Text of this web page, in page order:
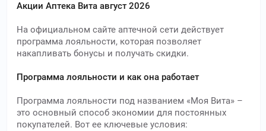
Акции Аптека Вита август 2026
На официальном сайте аптечной сети действует
программа лояльности, которая позволяет
накапливать бонусы и получать скидки.
Программа лояльности и как она работает
Программа лояльности под названием «Моя Вита» –
это основный способ экономии для постоянных
покупателей. Вот ее ключевые условия: